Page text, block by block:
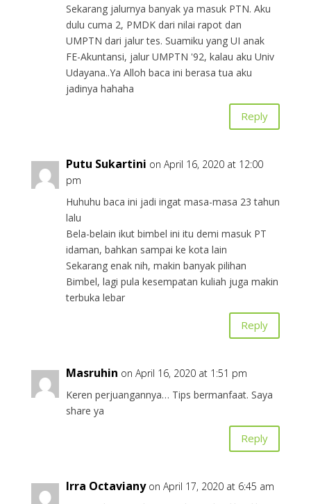
Sekarang jalurnya banyak ya masuk PTN. Aku
dulu cuma 2, PMDK dari nilai rapot dan
UMPTN dari jalur tes. Suamiku yang UI anak
FE-Akuntansi, jalur UMPTN '92, kalau aku Univ
Udayana..Ya Alloh baca ini berasa tua aku
jadinya hahaha
Reply
Putu Sukartini on April 16, 2020 at 12:00
pm
Huhuhu baca ini jadi ingat masa-masa 23 tahun
lalu
Bela-belain ikut bimbel ini itu demi masuk PT
idaman, bahkan sampai ke kota lain
Sekarang enak nih, makin banyak pilihan
Bimbel, lagi pula kesempatan kuliah juga makin
terbuka lebar
Reply
Masruhin on April 16, 2020 at 1:51 pm
Keren perjuangannya… Tips bermanfaat. Saya
share ya
Reply
Irra Octaviany on April 17, 2020 at 6:45 am